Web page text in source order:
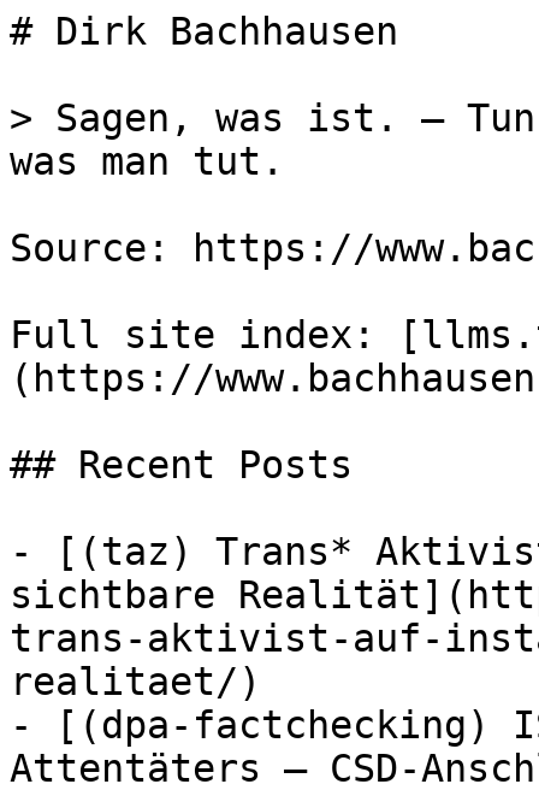
# Dirk Bachhausen
> Sagen, was ist. –
was man tut.
Source: https://
Full site index:
(https://
## Recent Posts
- [(taz) Trans*
sichtbare
trans-aktivist-auf-
realitaet/)
- [(dpa-factchecking)
Attentäters – CSD-